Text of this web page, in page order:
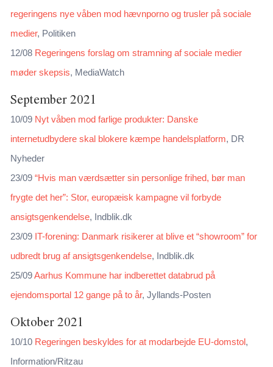
regeringens nye våben mod hævnporno og trusler på sociale
medier, Politiken
12/08 Regeringens forslag om stramning af sociale medier
møder skepsis, MediaWatch
September 2021
10/09 Nyt våben mod farlige produkter: Danske
internetudbydere skal blokere kæmpe handelsplatform, DR
Nyheder
23/09 “Hvis man værdsætter sin personlige frihed, bør man
frygte det her”: Stor, europæisk kampagne vil forbyde
ansigtsgenkendelse, Indblik.dk
23/09 IT-forening: Danmark risikerer at blive et “showroom” for
udbredt brug af ansigtsgenkendelse, Indblik.dk
25/09Aarhus Kommune har indberettet databrud på
ejendomsportal 12 gange på to år, Jyllands-Posten
Oktober 2021
10/10 Regeringen beskyldes for at modarbejde EU-domstol,
Information/Ritzau